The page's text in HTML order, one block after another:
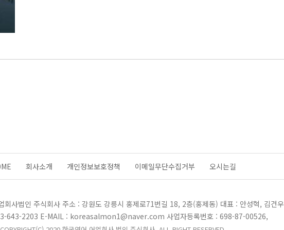
회사소개 개인정보보호정책 이메일무단수집거부 오시는길
회사법인 주식회사 주소 : 강원도 강릉시 홍제로71번길 18, 2층(홍제동) 대표 : 안성혁, 김건우
643-2203 E-MAIL : koreasalmon1@naver.com 사업자등록번호 : 698-87-00526,